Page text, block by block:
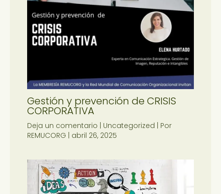
Gestión y prevención de CRISIS
CORPORATIVA
Deja un comentario | Uncategorized | Por
REMUCORG | abril 26, 2025